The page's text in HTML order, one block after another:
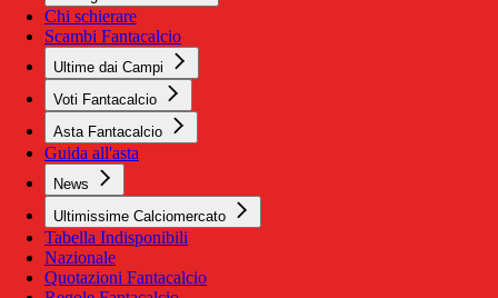
Chi schierare
Scambi Fantacalcio
Ultime dai Campi
Voti Fantacalcio
Asta Fantacalcio
Guida all'asta
News
Ultimissime Calciomercato
Tabella Indisponibili
Nazionale
Quotazioni Fantacalcio